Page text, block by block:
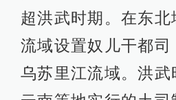
超洪武时期。在东
流域设置奴儿干都司
乌苏里江流域。洪